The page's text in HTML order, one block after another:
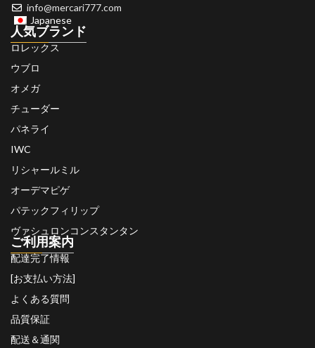
info@mercari777.com
Japanese
人気ブランド
ロレックス
ウブロ
オメガ
チューダー
パネライ
IWC
リシャールミル
オーデマピゲ
パテックフィリップ
ヴァシュロンコンスタンタン
ご利用案内
配達完了情報
[お支払い方法]
よくある質問
品質保証
配送＆通関